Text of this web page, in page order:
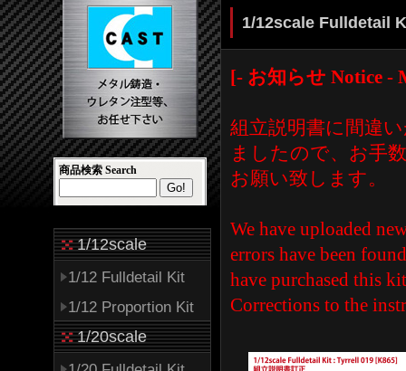
商品検索 Search
1/12scale
1/12 Fulldetail Kit
1/12 Proportion Kit
1/20scale
1/12scale Fulldetail
[- お知らせ Notice -
組立説明書に間違
ましたので、お手
お願い致します。
We have uploaded
errors have been
have purchased this
Corrections to the